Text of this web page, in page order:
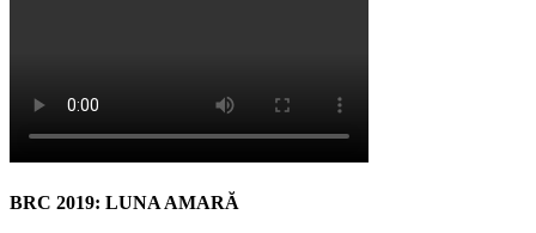
BRC 2019: LUNA AMARĂ